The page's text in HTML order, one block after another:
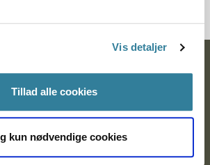
Vis detaljer
Tillad alle cookies
kun nødvendige cookies